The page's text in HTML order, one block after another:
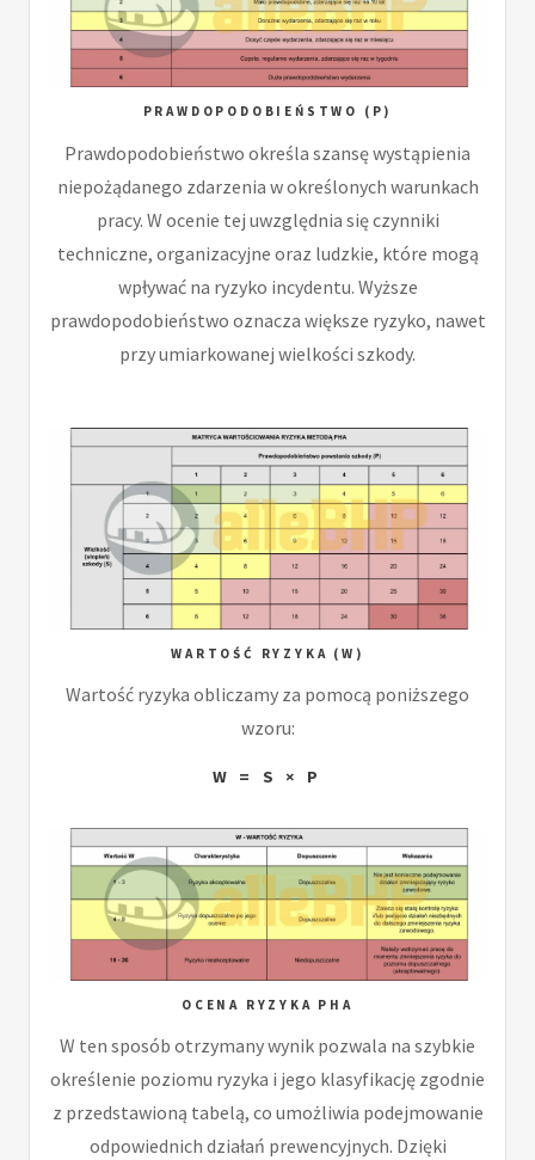
PRAWDOPODOBIEŃSTWO (P)
Prawdopodobieństwo określa szansę wystąpienia
niepożądanego zdarzenia w określonych warunkach
pracy. W ocenie tej uwzględnia się czynniki
techniczne, organizacyjne oraz ludzkie, które mogą
wpływać na ryzyko incydentu. Wyższe
prawdopodobieństwo oznacza większe ryzyko, nawet
przy umiarkowanej wielkości szkody.
WARTOŚĆ RYZYKA (W)
Wartość ryzyka obliczamy za pomocą poniższego
wzoru:
W = S × P
OCENA RYZYKA PHA
W ten sposób otrzymany wynik pozwala na szybkie
określenie poziomu ryzyka i jego klasyfikację zgodnie
z przedstawioną tabelą, co umożliwia podejmowanie
odpowiednich działań prewencyjnych. Dzięki